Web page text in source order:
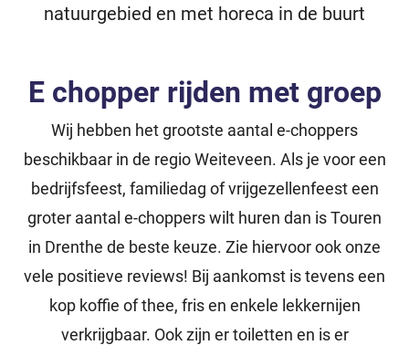
natuurgebied en met horeca in de buurt
E chopper rijden met groep
Wij hebben het grootste aantal e-choppers
beschikbaar in de regio Weiteveen. Als je voor een
bedrijfsfeest, familiedag of vrijgezellenfeest een
groter aantal e-choppers wilt huren dan is Touren
in Drenthe de beste keuze. Zie hiervoor ook onze
vele positieve reviews! Bij aankomst is tevens een
kop koffie of thee, fris en enkele lekkernijen
verkrijgbaar. Ook zijn er toiletten en is er